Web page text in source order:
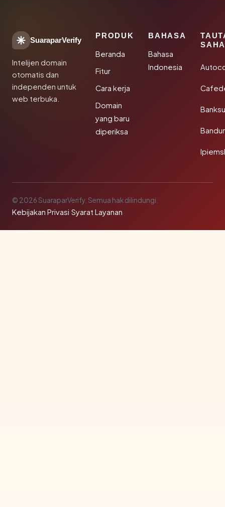
SuaraparVerify
Intelijen domain
otomatis dan
independen untuk
web terbuka.
PRODUK
Beranda
Fitur
Cara kerja
Domain
yang baru
diperiksa
BAHASA
Bahasa
Indonesia
© 2026 SuaraparVerify. Semua hak dilindungi.
Kebijakan Privasi·Syarat Layanan